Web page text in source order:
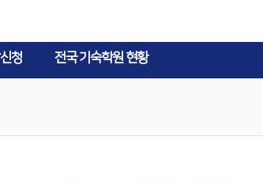
청 전국 기숙학원 현황